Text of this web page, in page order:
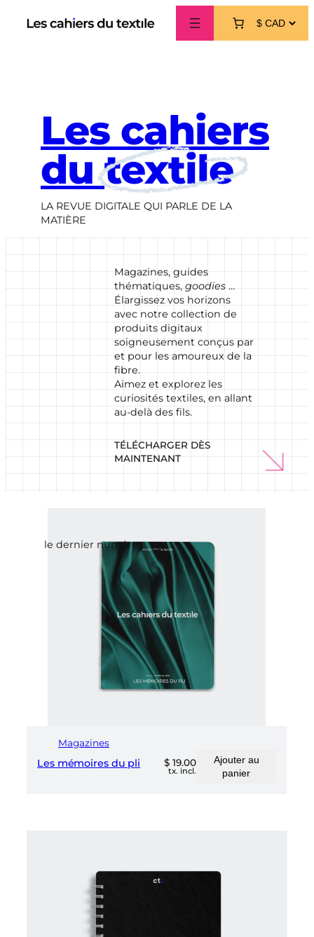
Les cahiers
dutextile
LA REVUE DIGITALE QUI PARLE DE LA
MATIÈRE
Magazines, guides
thématiques, goodies…
Élargissez vos horizons
avec notre collection de
produits digitaux
soigneusement conçus par
et pour les amoureux de la
fibre.
Aimez et explorez les
curiosités textiles, en allant
au-delà des fils.
TÉLÉCHARGER DÈS
MAINTENANT
↘︎
le dernier numéro
Magazines
Les mémoires du pli $ 19.00
tx. incl.
Ajouter au
panier